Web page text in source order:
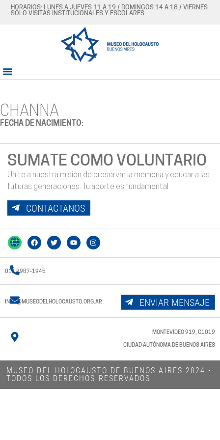
HORARIOS: LUNES A JUEVES 11 A 19 / DOMINGOS 14 A 18 / VIERNES
SÓLO VISITAS INSTITUCIONALES Y ESCOLARES.
CHANNA
FECHA DE NACIMIENTO:
SUMATE COMO VOLUNTARIO
Unite a nuestra misión de preservar la memoria y educar a las
futuras generaciones. Tu aporte es fundamental.
CONTACTANOS
011 3987-1945
INFO@MUSEODELHOLOCAUSTO.ORG.AR ENVIAR MENSAJE
MONTEVIDEO 919, C1019
- CIUDAD AUTÓNOMA DE BUENOS AIRES
MUSEO DEL HOLOCAUSTO DE BUENOS AIRES 2024​ •
TODOS LOS DERECHOS RESERVADOS